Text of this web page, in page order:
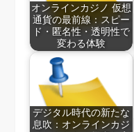
オンラインカジノ 仮想
通貨の最前線：スピー
ド・匿名性・透明性で
変わる体験
デジタル時代の新たな
息吹：オンラインカジ